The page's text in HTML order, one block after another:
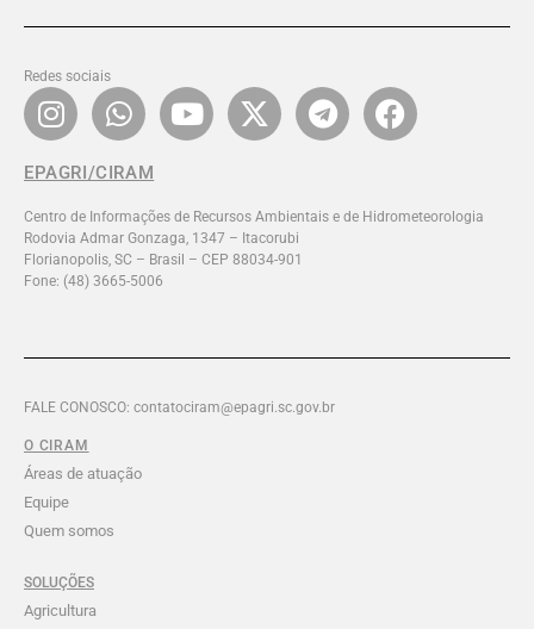
Redes sociais
EPAGRI/CIRAM
Centro de Informações de Recursos Ambientais e de Hidrometeorologia
Rodovia Admar Gonzaga, 1347 – Itacorubi
Florianopolis, SC – Brasil – CEP 88034-901
Fone: (48) 3665-5006
FALE CONOSCO: contatociram@epagri.sc.gov.br
O CIRAM
Áreas de atuação
Equipe
Quem somos
SOLUÇÕES
Agricultura